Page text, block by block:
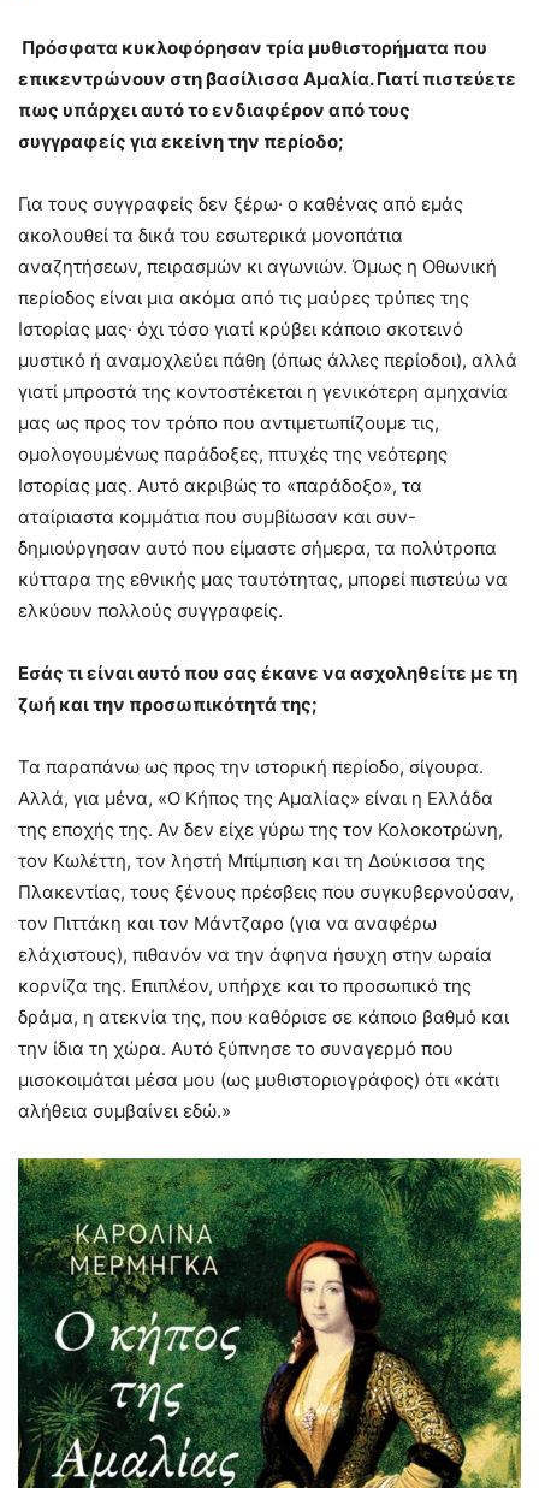
Πρόσφατα κυκλοφόρησαν τρία μυθιστορήματα που
επικεντρώνουν στη βασίλισσα Αμαλία. Γιατί πιστεύετε
πως υπάρχει αυτό το ενδιαφέρον από τους
συγγραφείς για εκείνη την περίοδο;
Για τους συγγραφείς δεν ξέρω· ο καθένας από εμάς
ακολουθεί τα δικά του εσωτερικά μονοπάτια
αναζητήσεων, πειρασμών κι αγωνιών. Όμως η Οθωνική
περίοδος είναι μια ακόμα από τις μαύρες τρύπες της
Ιστορίας μας· όχι τόσο γιατί κρύβει κάποιο σκοτεινό
μυστικό ή αναμοχλεύει πάθη (όπως άλλες περίοδοι), αλλά
γιατί μπροστά της κοντοστέκεται η γενικότερη αμηχανία
μας ως προς τον τρόπο που αντιμετωπίζουμε τις,
ομολογουμένως παράδοξες, πτυχές της νεότερης
Ιστορίας μας. Αυτό ακριβώς το «παράδοξο», τα
αταίριαστα κομμάτια που συμβίωσαν και συν-
δημιούργησαν αυτό που είμαστε σήμερα, τα πολύτροπα
κύτταρα της εθνικής μας ταυτότητας, μπορεί πιστεύω να
ελκύουν πολλούς συγγραφείς.
Εσάς τι είναι αυτό που σας έκανε να ασχοληθείτε με τη
ζωή και την προσωπικότητά της;
Τα παραπάνω ως προς την ιστορική περίοδο, σίγουρα.
Αλλά, για μένα, «Ο Κήπος της Αμαλίας» είναι η Ελλάδα
της εποχής της. Αν δεν είχε γύρω της τον Κολοκοτρώνη,
τον Κωλέττη, τον ληστή Μπίμπιση και τη Δούκισσα της
Πλακεντίας, τους ξένους πρέσβεις που συγκυβερνούσαν,
τον Πιττάκη και τον Μάντζαρο (για να αναφέρω
ελάχιστους), πιθανόν να την άφηνα ήσυχη στην ωραία
κορνίζα της. Επιπλέον, υπήρχε και το προσωπικό της
δράμα, η ατεκνία της, που καθόρισε σε κάποιο βαθμό και
την ίδια τη χώρα. Αυτό ξύπνησε το συναγερμό που
μισοκοιμάται μέσα μου (ως μυθιστοριογράφος) ότι «κάτι
αλήθεια συμβαίνει εδώ.»